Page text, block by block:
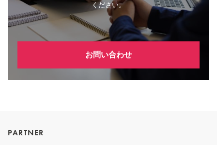
ください。
お問い合わせ
PARTNER